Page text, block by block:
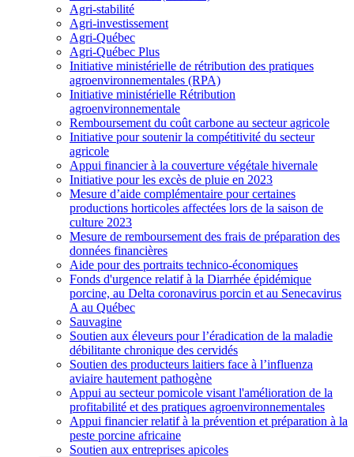
Agri-stabilité
Agri-investissement
Agri-Québec
Agri-Québec Plus
Initiative ministérielle de rétribution des pratiques
agroenvironnementales (RPA)
Initiative ministérielle Rétribution
agroenvironnementale
Remboursement du coût carbone au secteur agricole
Initiative pour soutenir la compétitivité du secteur
agricole
Appui financier à la couverture végétale hivernale
Initiative pour les excès de pluie en 2023
Mesure d’aide complémentaire pour certaines
productions horticoles affectées lors de la saison de
culture 2023
Mesure de remboursement des frais de préparation des
données financières
Aide pour des portraits technico-économiques
Fonds d'urgence relatif à la Diarrhée épidémique
porcine, au Delta coronavirus porcin et au Senecavirus
A au Québec
Sauvagine
Soutien aux éleveurs pour l’éradication de la maladie
débilitante chronique des cervidés
Soutien des producteurs laitiers face à l’influenza
aviaire hautement pathogène
Appui au secteur pomicole visant l'amélioration de la
profitabilité et des pratiques agroenvironnementales
Appui financier relatif à la prévention et préparation à la
peste porcine africaine
Soutien aux entreprises apicoles